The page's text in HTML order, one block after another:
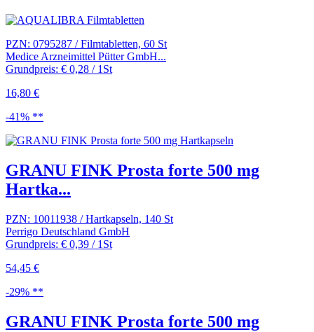
PZN: 0795287 / Filmtabletten, 60 St
Medice Arzneimittel Pütter GmbH...
Grundpreis: € 0,28 / 1St
16,80 €
-41% **
GRANU FINK Prosta forte 500 mg
Hartka...
PZN: 10011938 / Hartkapseln, 140 St
Perrigo Deutschland GmbH
Grundpreis: € 0,39 / 1St
54,45 €
-29% **
GRANU FINK Prosta forte 500 mg